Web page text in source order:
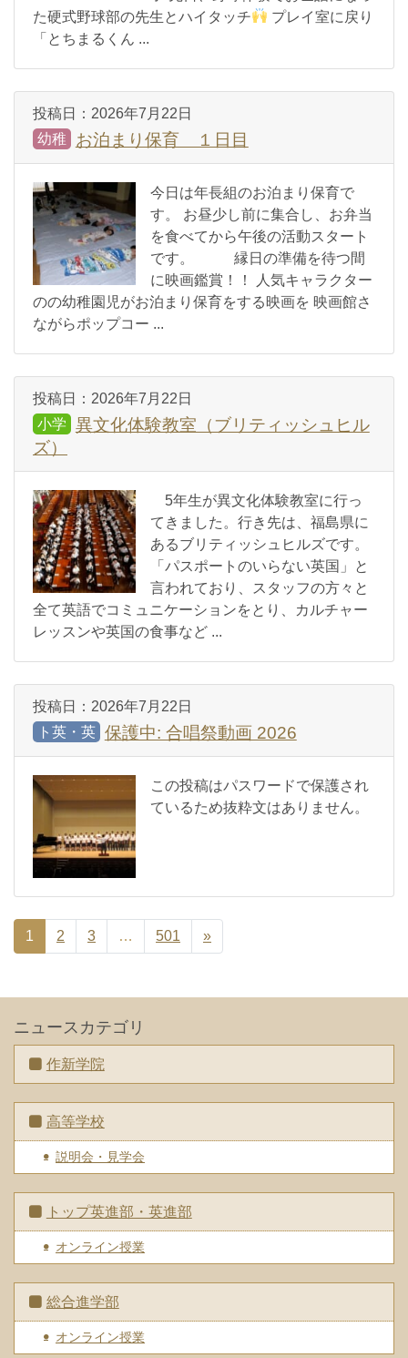
た硬式野球部の先生とハイタッチ
プレイ室に戻り
「とちまるくん ...
投稿日： 2026年7月22日
幼稚
お泊まり保育 １日目
今日は年長組のお泊まり保育で
す。 お昼少し前に集合し、お弁当
を食べてから午後の活動スタート
です。 縁日の準備を待つ間
に映画鑑賞！！ 人気キャラクター
のの幼稚園児がお泊まり保育をする映画を 映画館さ
ながらポップコー ...
投稿日： 2026年7月22日
小学
異文化体験教室（ブリティッシュヒル
ズ）
5年生が異文化体験教室に行っ
てきました。行き先は、福島県に
あるブリティッシュヒルズです。
「パスポートのいらない英国」と
言われており、スタッフの方々と
全て英語でコミュニケーションをとり、カルチャー
レッスンや英国の食事など ...
投稿日： 2026年7月22日
ト英・英 保護中: 合唱祭動画 2026
この投稿はパスワードで保護され
ているため抜粋文はありません。
1 2 3 … 501 »
ニュースカテゴリ
作新学院
高等学校
説明会・見学会
トップ英進部・英進部
オンライン授業
総合進学部
オンライン授業